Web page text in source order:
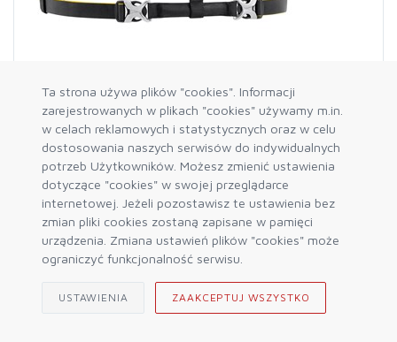
Ta strona używa plików "cookies". Informacji
zarejestrowanych w plikach "cookies" używamy m.in.
w celach reklamowych i statystycznych oraz w celu
dostosowania naszych serwisów do indywidualnych
potrzeb Użytkowników. Możesz zmienić ustawienia
dotyczące "cookies" w swojej przeglądarce
internetowej. Jeżeli pozostawisz te ustawienia bez
zmian pliki cookies zostaną zapisane w pamięci
urządzenia. Zmiana ustawień plików "cookies" może
ograniczyć funkcjonalność serwisu.
USTAWIENIA ZAAKCEPTUJ WSZYSTKO
PETZL
Szelki Sterno do techniki SRS
265,00 zł 198,75 zł
DO KOSZYKA